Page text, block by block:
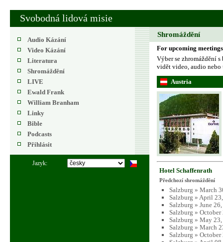
Svobodná lidová misie
Audio Kázání
Video Kázání
Literatura
Shromáždění
LIVE
Ewald Frank
William Branham
Linky
Bible
Podcasts
Přihlásit
Jazyk:
Shromáždění
For upcoming
Výber se zhromáždění
vidět video, audio nebo
Austria
Hotel Schaffenrath
Předchozí shromáždění
Salzburg » March
Salzburg » April
Salzburg » June
Salzburg »
Salzburg » May
Salzburg » March
Salzburg »